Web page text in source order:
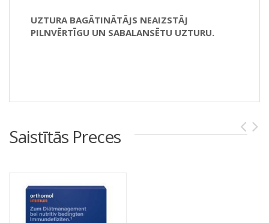
UZTURA BAGĀTINĀTĀJS NEAIZSTĀJ
PILNVĒRTĪGU UN SABALANSĒTU UZTURU.
Saistītās Preces